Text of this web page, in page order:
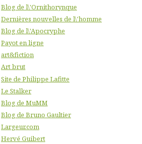
Blog de l\'Ornithorynque
Dernières nouvelles de l\'homme
Blog de l\'Apocryphe
Payot en ligne
art&fiction
Art brut
Site de Philippe Lafitte
Le Stalker
Blog de MuMM
Blog de Bruno Gaultier
Largeur.com
Hervé Guibert